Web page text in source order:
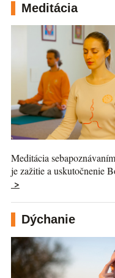
Meditácia
Meditácia
je zažitie a uskutočnenie
>
Dýchanie